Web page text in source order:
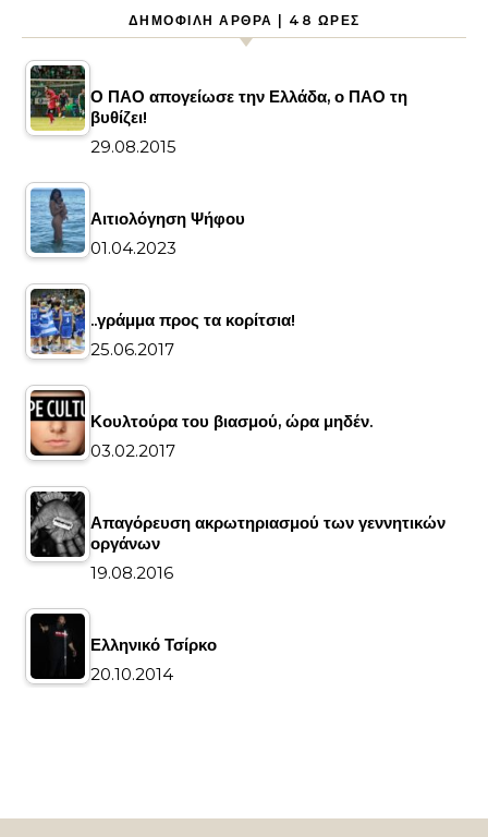
ΔΗΜΟΦΙΛΉ ΆΡΘΡΑ | 48 ΏΡΕΣ
Ο ΠΑΟ απογείωσε την Ελλάδα, ο ΠΑΟ τη
βυθίζει!
29.08.2015
Αιτιολόγηση Ψήφου
01.04.2023
..γράμμα προς τα κορίτσια!
25.06.2017
Κουλτούρα του βιασμού, ώρα μηδέν.
03.02.2017
Απαγόρευση ακρωτηριασμού των γεννητικών
οργάνων
19.08.2016
Ελληνικό Τσίρκο
20.10.2014